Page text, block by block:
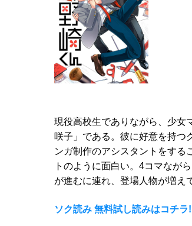
現役高校生でありながら、少女
咲子」である。彼に好意を持つ
ンガ制作のアシスタントをする
トのように面白い。4コマなが
が進むに連れ、登場人物が増え
ソク読み 無料試し読みはコチラ